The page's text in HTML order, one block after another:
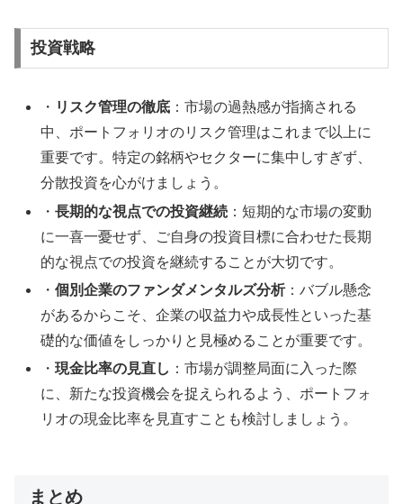
投資戦略
・ リスク管理の徹底 ：市場の過熱感が指摘される
中、ポートフォリオのリスク管理はこれまで以上に
重要です。特定の銘柄やセクターに集中しすぎず、
分散投資を心がけましょう。
・長期的な視点での投資継続 ：短期的な市場の変動
に一喜一憂せず、ご自身の投資目標に合わせた長期
的な視点での投資を継続することが大切です。
・個別企業のファンダメンタルズ分析：バブル懸念
があるからこそ、企業の収益力や成長性といった基
礎的な価値をしっかりと見極めることが重要です。
・現金比率の見直し ：市場が調整局面に入った際
に、新たな投資機会を捉えられるよう、ポートフォ
リオの現金比率を見直すことも検討しましょう。
まとめ